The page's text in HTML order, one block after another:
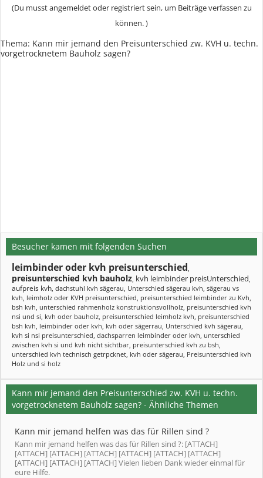
(Du musst angemeldet oder registriert sein, um Beiträge verfassen zu
können. )
Thema: Kann mir jemand den Preisunterschied zw. KVH u. techn.
vorgetrocknetem Bauholz sagen?
Besucher kamen mit folgenden Suchen
leimbinder oder kvh preisunterschied,
preisunterschied kvh bauholz, kvh leimbinder preisUnterschied,
aufpreis kvh, dachstuhl kvh sägerau, Unterschied sägerau kvh, sägerau vs
kvh, leimholz oder KVH preisunterschied, preisunterschied leimbinder zu Kvh,
bsh kvh, unterschied rahmenholz konstruktionsvollholz, preisunterschied kvh
nsi und si, kvh oder bauholz, preisunterschied leimholz kvh, preisunterschied
bsh kvh, leimbinder oder kvh, kvh oder sägerrau, Unterschied kvh sägerau,
kvh si nsi preisunterschied, dachsparren leimbinder oder kvh, unterschied
zwischen kvh si und kvh nicht sichtbar, preisunterschied kvh zu bsh,
unterschied kvh technisch getrpcknet, kvh oder sägerau, Preisunterschied kvh
Holz und si holz
Kann mir jemand den Preisunterschied zw. KVH u. techn.
vorgetrocknetem Bauholz sagen? - Ähnliche Themen
Kann mir jemand helfen was das für Rillen sind ?
Kann mir jemand helfen was das für Rillen sind ?: [ATTACH]
[ATTACH] [ATTACH] [ATTACH] [ATTACH] [ATTACH] [ATTACH]
[ATTACH] [ATTACH] [ATTACH] Vielen lieben Dank wieder einmal für
eure Hilfe.